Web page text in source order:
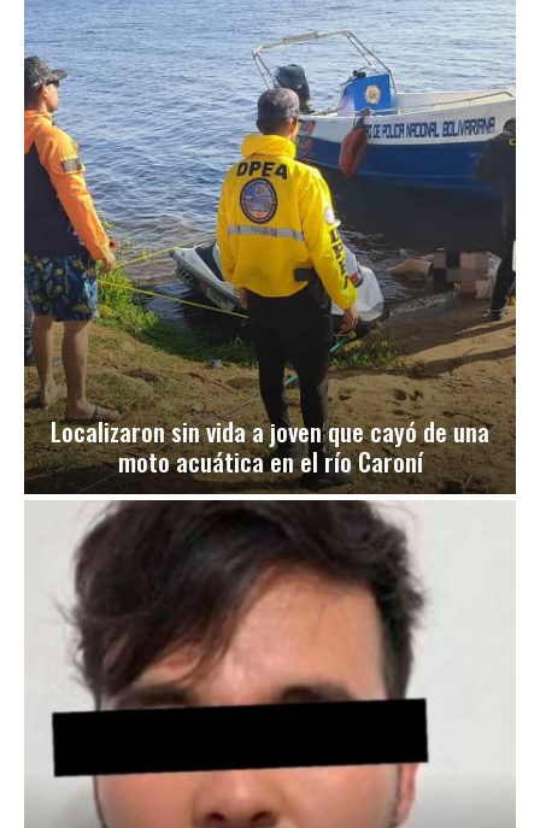
Localizaron sin vida a joven que cayó de una
moto acuática en el río Caroní